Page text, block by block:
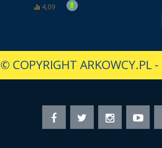
4,09
© COPYRIGHT ARKOWCY.PL -